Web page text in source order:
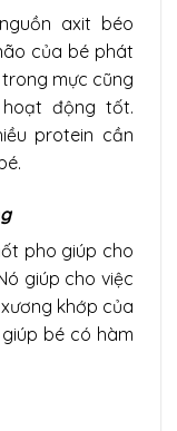
axit béo
của bé phát
mực cũng
động tốt.
protein cần
pho giúp cho
giúp cho việc
khớp của
bé có hàm